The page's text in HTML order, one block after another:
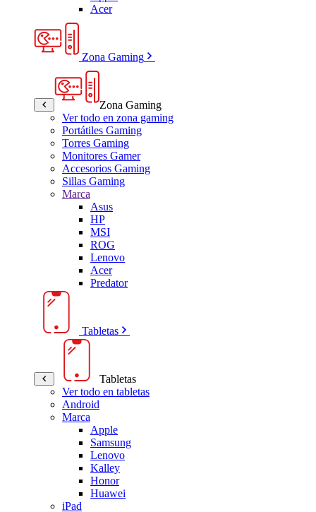
Acer
Zona Gaming
Zona Gaming
Ver todo en zona gaming
Portátiles Gaming
Torres Gaming
Monitores Gamer
Accesorios Gaming
Sillas Gaming
Marca
Asus
HP
MSI
ROG
Lenovo
Acer
Predator
Tabletas
Tabletas
Ver todo en tabletas
Android
Marca
Apple
Samsung
Lenovo
Kalley
Honor
Huawei
iPad